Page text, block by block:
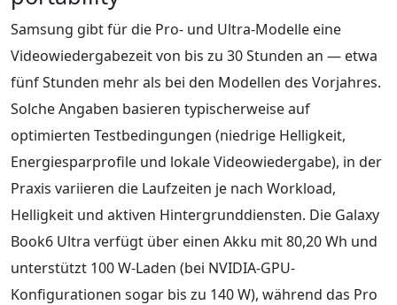
Samsung gibt für die Pro- und Ultra-Modelle eine
Videowiedergabezeit von bis zu 30 Stunden an — etwa
fünf Stunden mehr als bei den Modellen des Vorjahres.
Solche Angaben basieren typischerweise auf
optimierten Testbedingungen (niedrige Helligkeit,
Energiesparprofile und lokale Videowiedergabe), in der
Praxis variieren die Laufzeiten je nach Workload,
Helligkeit und aktiven Hintergrunddiensten. Die Galaxy
Book6 Ultra verfügt über einen Akku mit 80,20 Wh und
unterstützt 100 W-Laden (bei NVIDIA-GPU-
Konfigurationen sogar bis zu 140 W), während das Pro